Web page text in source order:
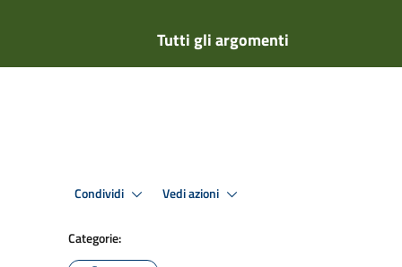
Tutti gli argomenti
Condividi Vedi azioni
Categorie: